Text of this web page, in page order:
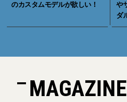
のカスタムモデルが欲しい！
や
ダ
MAGAZINE